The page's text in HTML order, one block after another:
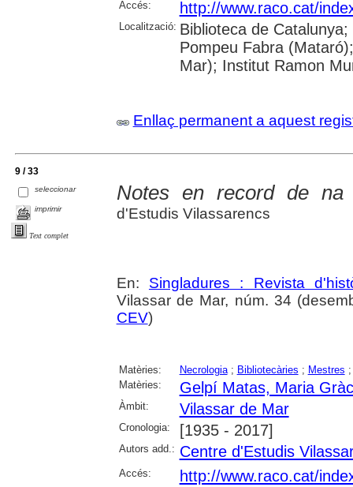
Accés: http://www.raco.cat/
Localització: Biblioteca de
Pompeu Fabra
Mar); Institut Ramon
Enllaç permanent a aquest
9 / 33
seleccionar
imprimir
Text complet
Notes en record de na
d'Estudis Vilassarencs
En: Singladures : Revista
Vilassar de Mar, núm. 34
CEV)
Matèries: Necrologia; Bibliotecàries ; Mestres
Matèries:
Gelpí Matas, Maria
Àmbit: Vilassar de Mar
Cronologia: [1935 - 2017]
Autors add.: Centre d'Estudis
Accés: http://www.raco.cat/